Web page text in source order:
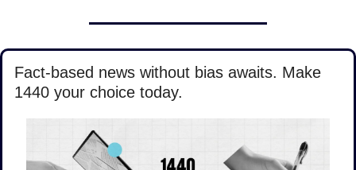
Fact-based news without bias awaits. Make
1440 your choice today.